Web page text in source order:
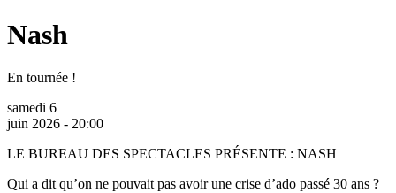
Nash
En tournée !
samedi 6
juin 2026 - 20:00
LE BUREAU DES SPECTACLES PRÉSENTE : NASH
Qui a dit qu’on ne pouvait pas avoir une crise d’ado passé 30 ans ?